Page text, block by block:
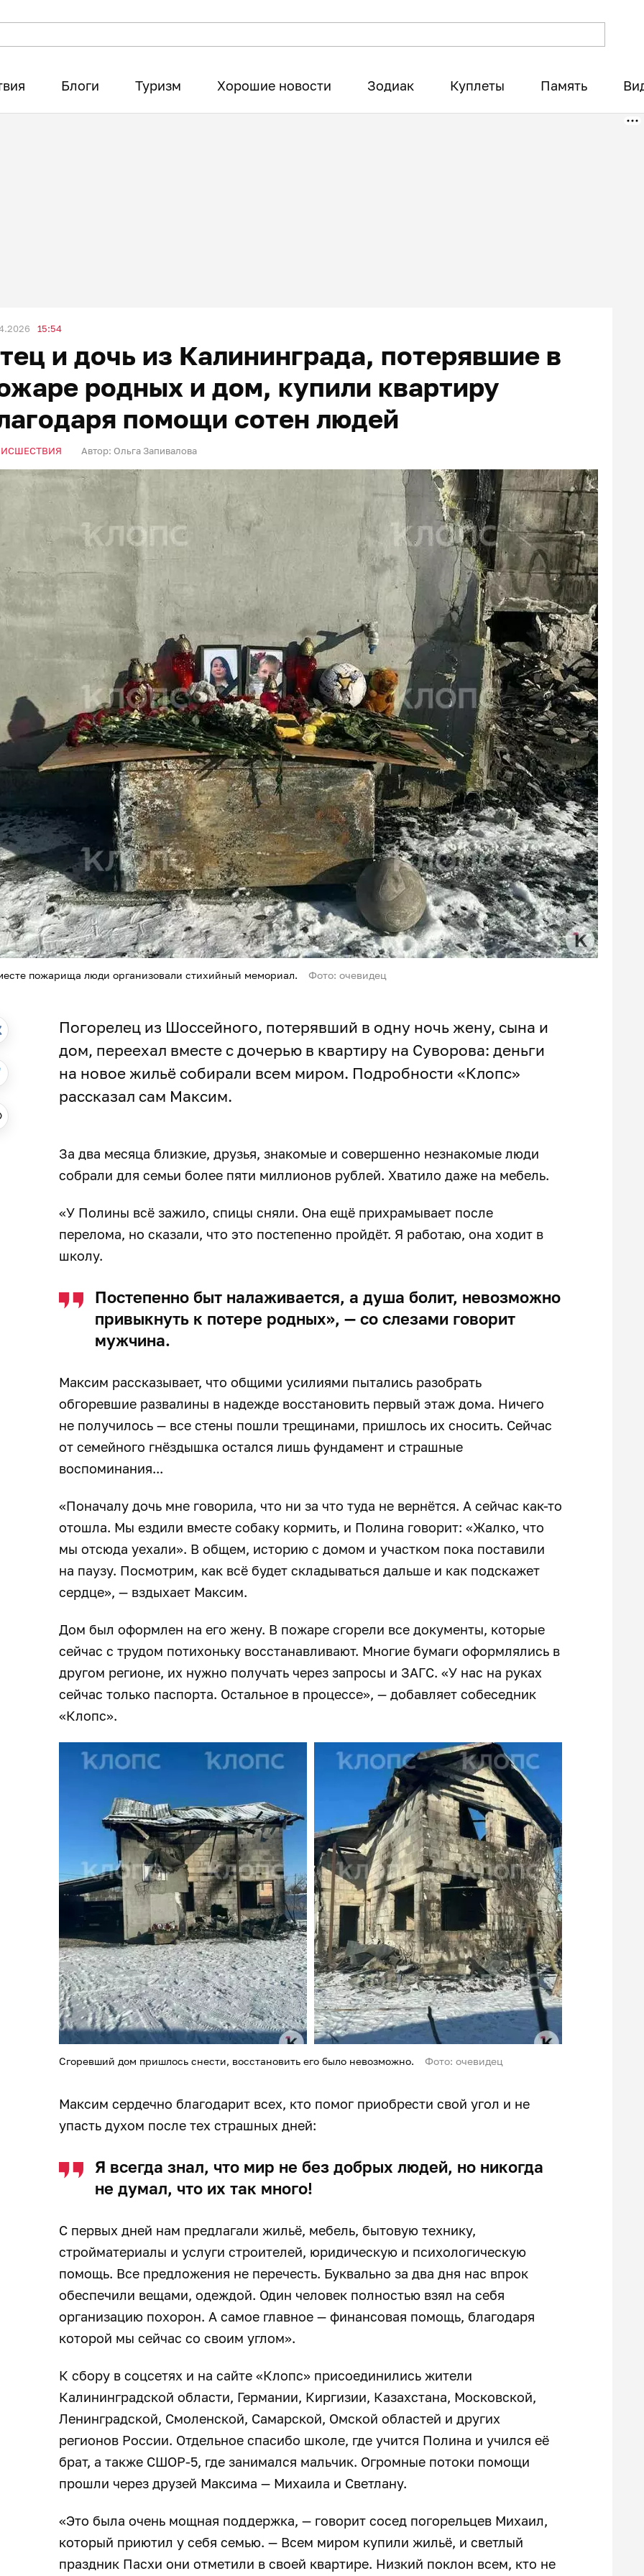
Блоги Туризм Хорошие новости Зодиак Куплеты Память
15:54
и дочь из Калининграда, потерявшие в
родных и дом, купили квартиру
помощи сотен людей
Автор: Ольга Запивалова
пожарища люди организовали стихийный мемориал. Фото: очевидец
Погорелец из Шоссейного, потерявший в одну ночь жену, сына и
дом, переехал вместе с дочерью в квартиру на Суворова: деньги
на новое жильё собирали всем миром. Подробности «Клопс»
рассказал сам Максим.
За два месяца близкие, друзья, знакомые и совершенно незнакомые люди
собрали для семьи более пяти миллионов рублей. Хватило даже на мебель.
«У Полины всё зажило, спицы сняли. Она ещё прихрамывает после
перелома, но сказали, что это постепенно пройдёт. Я работаю, она ходит в
школу.
Постепенно быт налаживается, а душа болит, невозможно
привыкнуть к потере родных», — со слезами говорит
мужчина.
Максим рассказывает, что общими усилиями пытались разобрать
обгоревшие развалины в надежде восстановить первый этаж дома. Ничего
не получилось — все стены пошли трещинами, пришлось их сносить. Сейчас
от семейного гнёздышка остался лишь фундамент и страшные
воспоминания...
«Поначалу дочь мне говорила, что ни за что туда не вернётся. А сейчас как-то
отошла. Мы ездили вместе собаку кормить, и Полина говорит: «Жалко, что
мы отсюда уехали». В общем, историю с домом и участком пока поставили
на паузу. Посмотрим, как всё будет складываться дальше и как подскажет
сердце», — вздыхает Максим.
Дом был оформлен на его жену. В пожаре сгорели все документы, которые
сейчас с трудом потихоньку восстанавливают. Многие бумаги оформлялись в
другом регионе, их нужно получать через запросы и ЗАГС. «У нас на руках
сейчас только паспорта. Остальное в процессе», — добавляет собеседник
«Клопс».
Сгоревший дом пришлось снести, восстановить его было невозможно. Фото: очевидец
Максим сердечно благодарит всех, кто помог приобрести свой угол и не
упасть духом после тех страшных дней:
Я всегда знал, что мир не без добрых людей, но никогда
не думал, что их так много!
С первых дней нам предлагали жильё, мебель, бытовую технику,
стройматериалы и услуги строителей, юридическую и психологическую
помощь. Все предложения не перечесть. Буквально за два дня нас впрок
обеспечили вещами, одеждой. Один человек полностью взял на себя
организацию похорон. А самое главное — финансовая помощь, благодаря
которой мы сейчас со своим углом».
К сбору в соцсетях и на сайте «Клопс» присоединились жители
Калининградской области, Германии, Киргизии, Казахстана, Московской,
Ленинградской, Смоленской, Самарской, Омской областей и других
регионов России. Отдельное спасибо школе, где учится Полина и учился её
брат, а также СШОР-5, где занимался мальчик. Огромные потоки помощи
прошли через друзей Максима — Михаила и Светлану.
«Это была очень мощная поддержка, — говорит сосед погорельцев Михаил,
который приютил у себя семью. — Всем миром купили жильё, и светлый
праздник Пасхи они отметили в своей квартире. Низкий поклон всем, кто не